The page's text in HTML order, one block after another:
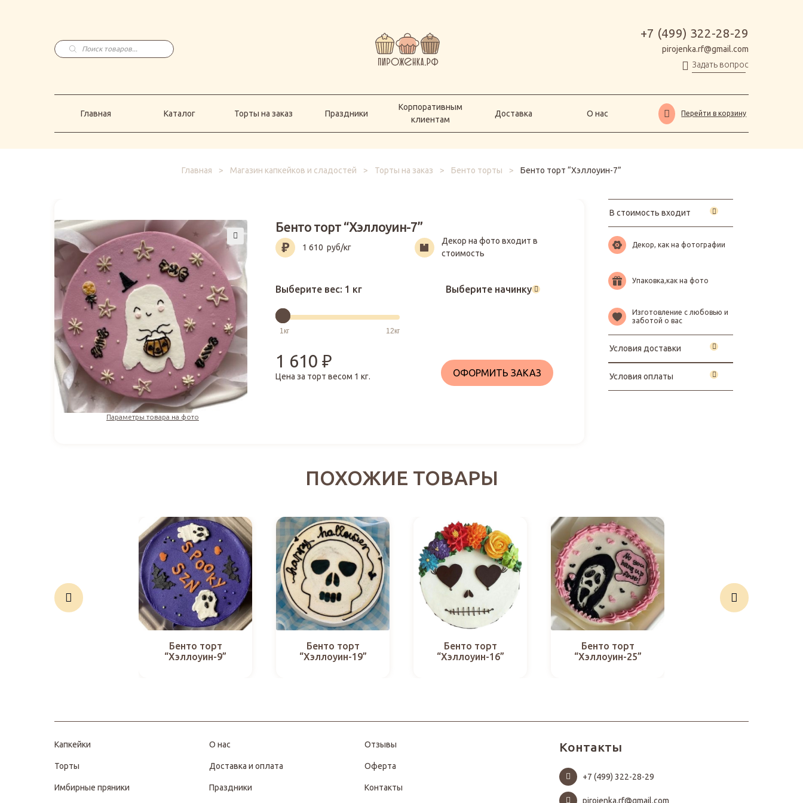
Поиск
товаров
+7 (499) 322-28-29
pirojenka.rf@gmail.com
Задать вопрос
Главная Каталог Торты на заказ Праздники
Корпоративным
клиентам
Доставка О нас Перейти в корзину
Главная > Магазин капкейков и сладостей > Торты на заказ > Бенто торты > Бенто торт “Хэллоуин-7”
Параметры товара на фото
Бенто торт “Хэллоуин-7”
1 610 руб/кг
Декор на фото входит в
стоимость
Выберите вес: 1 кг Выберите начинку
1 610₽
Цена за торт весом 1 кг. ОФОРМИТЬ ЗАКАЗ
В стоимость входит
Декор, как на фотографии
Упаковка,как на фото
Изготовление с любовью и
заботой о вас
Условия доставки
Условия оплаты
ПОХОЖИЕ ТОВАРЫ
Бенто торт
“Хэллоуин-9”
Бенто торт
“Хэллоуин-19”
Бенто торт
“Хэллоуин-16”
Бенто торт
“Хэллоуин-25”
Капкейки
Торты
Имбирные пряники
О нас
Доставка и оплата
Праздники
Отзывы
Оферта
Контакты
Контакты
+7 (499) 322-28-29
pirojenka.rf@gmail.com